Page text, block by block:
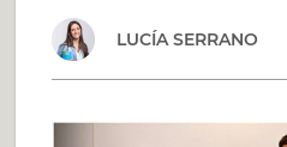
LUCÍA SERRANO